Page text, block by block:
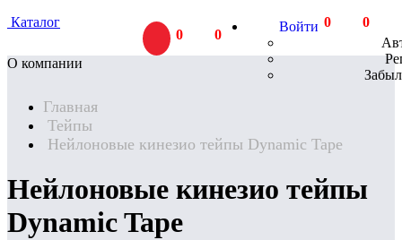
Войти 0 0
Каталог
0
0 Р
Главная
Тейпы
Нейлоновые кинезио тейпы Dynamic Tape
Нейлоновые кинезио тейпы
Dynamic Tape
О компании